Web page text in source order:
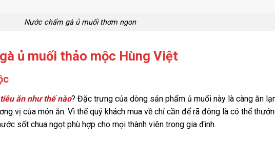
Nước chấm gà ủ muối thơm ngon
ủ muối thảo mộc Hùng Việt
ăn như thế nào? Đặc trưng của dòng sản phẩm ủ muối này là càng ăn
vị của món ăn. Vì thế quý khách mua về chỉ cần để rã đông là có thể
sốt chua ngọt phù hợp cho mọi thành viên trong gia đình.